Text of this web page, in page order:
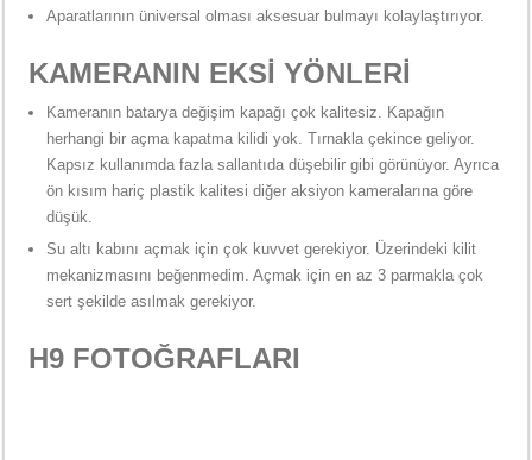
Aparatlarının üniversal olması aksesuar bulmayı kolaylaştırıyor.
KAMERANIN EKSİ YÖNLERİ
Kameranın batarya değişim kapağı çok kalitesiz. Kapağın
herhangi bir açma kapatma kilidi yok. Tırnakla çekince geliyor.
Kapsız kullanımda fazla sallantıda düşebilir gibi görünüyor. Ayrıca
ön kısım hariç plastik kalitesi diğer aksiyon kameralarına göre
düşük.
Su altı kabını açmak için çok kuvvet gerekiyor. Üzerindeki kilit
mekanizmasını beğenmedim. Açmak için en az 3 parmakla çok
sert şekilde asılmak gerekiyor.
H9 FOTOĞRAFLARI